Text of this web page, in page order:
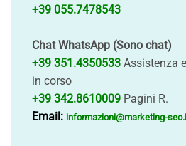
+39 055.7478543
Chat WhatsApp (Sono chat)
+39 351.4350533 Assistenza
in corso
+39 342.8610009 Pagini R.
Email: informazioni@marketing-